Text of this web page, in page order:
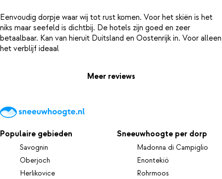
Eenvoudig dorpje waar wij tot rust komen. Voor het skiën is het
niks maar seefeld is dichtbij. De hotels zijn goed en zeer
betaalbaar. Kan van hieruit Duitsland en Oostenrijk in. Voor alleen
Meer reviews
Populaire gebieden
Savognin
Oberjoch
Herlikovice
Sneeuwhoogte per dorp
Madonna di Campiglio
Enontekiö
Rohrmoos